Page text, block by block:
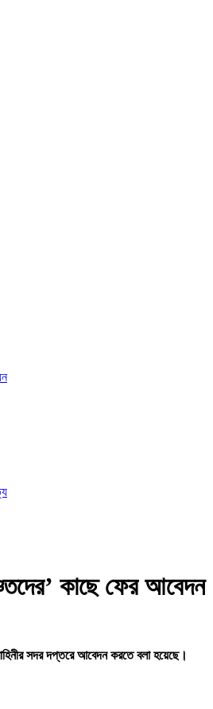
কাছে ফের আবেদন
সদর দপ্তরে আবেদন করতে বলা হয়েছে।